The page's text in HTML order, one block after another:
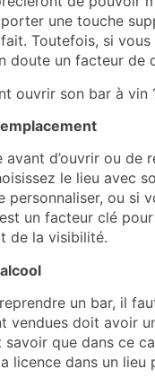
une touche
Toutefois, si
doute un facteur
ouvrir son bar à vin
avant d’ouvrir ou de
le lieu avec
personnaliser, ou si
un facteur clé
de la visibilité.
un bar, il
vendues doit avoir
que dans ce
licence dans un lieu